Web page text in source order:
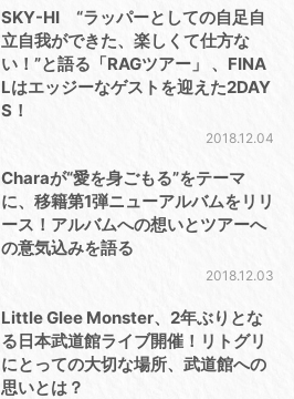
SKY-HI “ラッパーとしての自足自
立自我ができた、楽しくて仕方な
い！”と語る「RAGツアー」 、FINA
Lはエッジーなゲストを迎えた2DAY
S！
2018.12.04
Charaが“愛を身ごもる”をテーマ
に、移籍第1弾ニューアルバムをリリ
ース！アルバムへの想いとツアーへ
の意気込みを語る
2018.12.03
Little Glee Monster、2年ぶりとな
る日本武道館ライブ開催！リトグリ
にとっての大切な場所、武道館への
思いとは？